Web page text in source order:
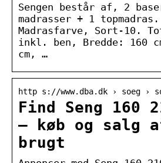
Sengen består af, 2
madrasser + 1
Madrasfarve, Sort-10.
inkl. ben, Bredde: 160
cm, …
http s://www.dba.dk › soeg ›
Find Seng 160
– køb og salg
brugt